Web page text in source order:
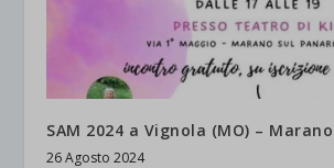
SAM 2024 a Vignola (MO) –
26 Agosto 2024